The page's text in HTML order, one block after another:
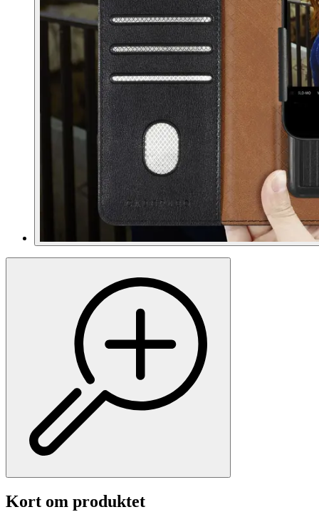
Kort om produktet